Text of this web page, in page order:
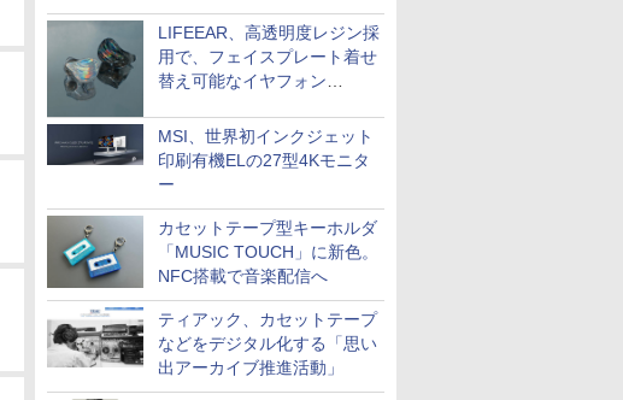
LIFEEAR、高透明度レジン採
用で、フェイスプレート着せ
替え可能なイヤフォン
MSI、世界初インクジェット
印刷有機ELの27型4Kモニタ
ー
カセットテープ型キーホルダ
「MUSIC TOUCH」に新色。
NFC搭載で音楽配信へ
ティアック、カセットテープ
などをデジタル化する「思い
出アーカイブ推進活動」